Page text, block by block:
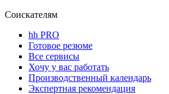
Соискателям
hh PRO
Готовое резюме
Все сервисы
Хочу у вас работать
Производственный календарь
Экспертная рекомендация